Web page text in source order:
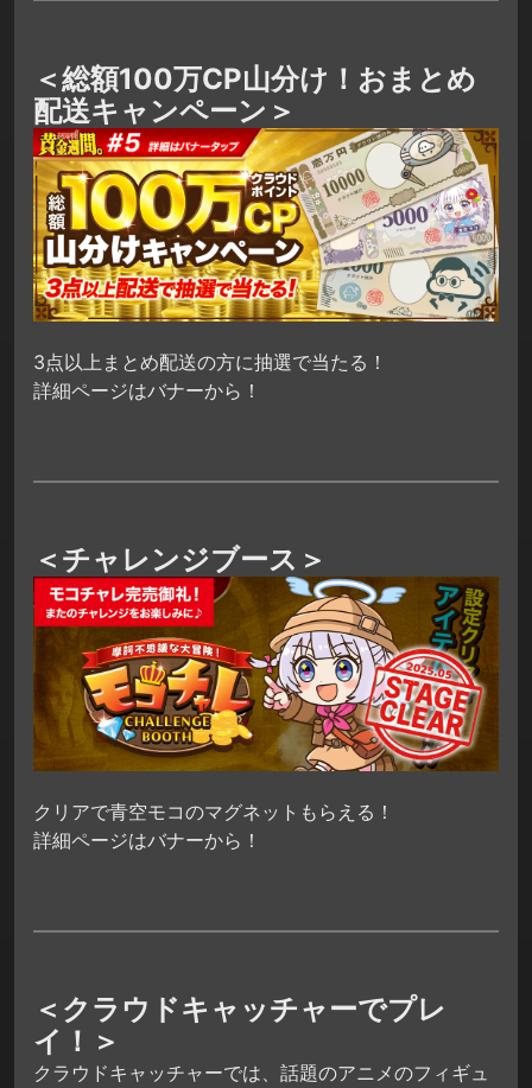
＜総額100万CP山分け！おまとめ
配送キャンペーン＞
3点以上まとめ配送の方に抽選で当たる！
詳細ページはバナーから！
＜チャレンジブース＞
クリアで青空モコのマグネットもらえる！
詳細ページはバナーから！
＜クラウドキャッチャーでプレ
イ！＞
クラウドキャッチャーでは、話題のアニメのフィギュ